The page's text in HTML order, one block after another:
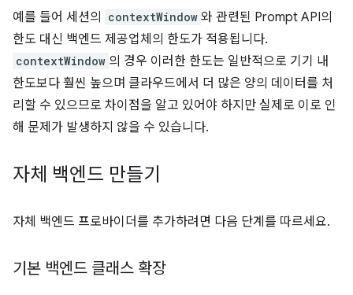
예를 들어 세션의 contextWindow 와 관련된 Prompt API의
한도 대신 백엔드 제공업체의 한도가 적용됩니다.
contextWindow 의 경우 이러한 한도는 일반적으로 기기 내
한도보다 훨씬 높으며 클라우드에서 더 많은 양의 데이터를 처
리할 수 있으므로 차이점을 알고 있어야 하지만 실제로 이로 인
해 문제가 발생하지 않을 수 있습니다.
자체 백엔드 만들기
자체 백엔드 프로바이더를 추가하려면 다음 단계를 따르세요.
기본 백엔드 클래스 확장